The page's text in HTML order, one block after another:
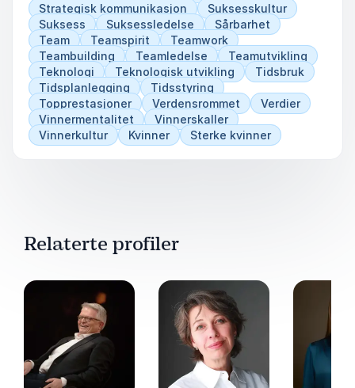
Strategisk kommunikasjon
Suksesskultur
Suksess
Suksessledelse
Sårbarhet
Team
Teamspirit
Teamwork
Teambuilding
Teamledelse
Teamutvikling
Teknologi
Teknologisk utvikling
Tidsbruk
Tidsplanlegging
Tidsstyring
Topprestasjoner
Verdensrommet
Verdier
Vinnermentalitet
Vinnerskaller
Vinnerkultur
Kvinner Sterke kvinner
Relaterte profiler